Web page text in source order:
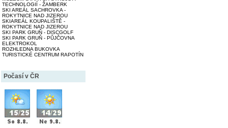
TECHNOLOGIÍ - ŽAMBERK
SKI AREÁL SACHROVKA -
ROKYTNICE NAD JIZEROU
SKIAREÁL KOUPALIŠTĚ -
ROKYTNICE NAD JIZEROU
SKI PARK GRUŇ - DISCGOLF
SKI PARK GRUŇ - PŮJČOVNA
ELEKTROKOL
ROZHLEDNA BUKOVKA
TURISTICKÉ CENTRUM RAPOTÍN
Počasí v ČR